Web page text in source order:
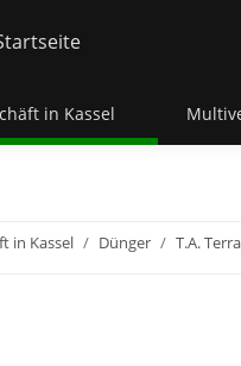
in Kassel
in Kassel Dünger T.A.